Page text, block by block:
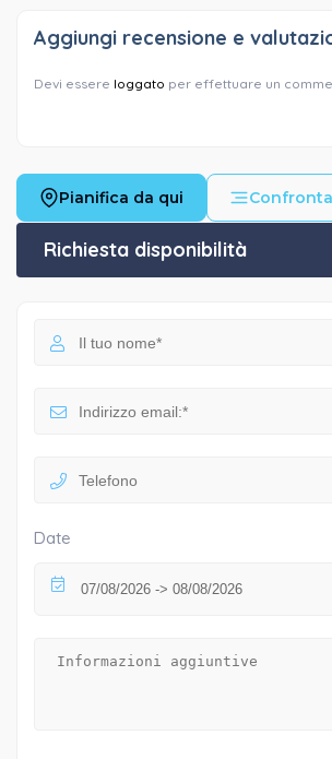
Aggiungi recensione e
Devi essere loggato per effettuare un
Pianifica da qui
Richiesta disponibilità
Date